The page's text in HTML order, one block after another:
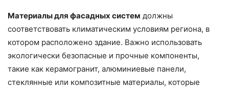
Материалы для фасадных систем должны
соответствовать климатическим условиям региона, в
котором расположено здание. Важно использовать
экологически безопасные и прочные компоненты,
такие как керамогранит, алюминиевые панели,
стеклянные или композитные материалы, которые